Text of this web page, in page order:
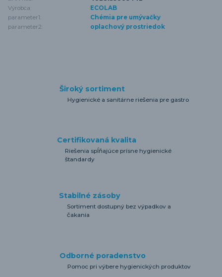
Výrobca:
ECOLAB
parameter1:
Chémia pre umývačky
parameter2:
oplachový prostriedok
Široký sortiment
Hygienické a sanitárne riešenia pre gastro
Certifikovaná kvalita
Riešenia spĺňajúce prísne hygienické
štandardy
Stabilné zásoby
Sortiment dostupný bez výpadkov a
čakania
Odborné poradenstvo
Pomoc pri výbere hygienických produktov